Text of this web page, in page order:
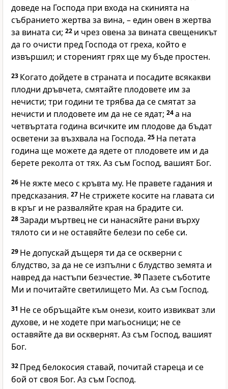
доведе на Господа при входа на скинията на
събранието жертва за вина, – един овен в жертва
за вината си; 22 и чрез овена за вината свещеникът
да го очисти пред Господа от греха, който е
извършил; и стореният грях ще му бъде простен.
23 Когато дойдете в страната и посадите всякакви
плодни дръвчета, смятайте плодовете им за
нечисти; три години те трябва да се смятат за
нечисти и плодовете им да не се ядат; 24а на
четвъртата година всичките им плодове да бъдат
осветени за възхвала на Господа. 25 На петата
година ще можете да ядете от плодовете им и да
берете реколта от тях. Аз съм Господ, вашият Бог.
26 Не яжте месо с кръвта му. Не правете гадания и
предсказания. 27 Не стрижете косите на главата си
в кръг и не разваляйте края на брадите си.
28Заради мъртвец не си нанасяйте рани върху
тялото си и не оставяйте белези по себе си.
29 Не допускай дъщеря ти да се оскверни с
блудство, за да не се изпълни с блудство земята и
навред да настъпи безчестие. 30 Пазете съботите
Ми и почитайте светилището Ми. Аз съм Господ.
31 Не се обръщайте към онези, които извикват зли
духове, и не ходете при магьосници; не се
оставяйте да ви осквернят. Аз съм Господ, вашият
Бог.
32 Пред белокосия ставай, почитай стареца и се
бой от своя Бог. Аз съм Господ.